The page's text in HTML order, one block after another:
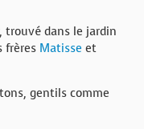
dans le jardin
frères Matisse et
gentils comme